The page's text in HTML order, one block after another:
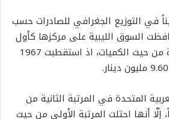
في التوزيع الجغرافي للصادرات حسب
السوق الليبية على مركزها كأول
مشتري للغلال التونسية من حيث الكميات، اذ استقطبت 1967
المتحدة في المرتبة الثانية من
بـ 543 طناً، إلّا أنها احتلت المرتبة الأولى من حيث